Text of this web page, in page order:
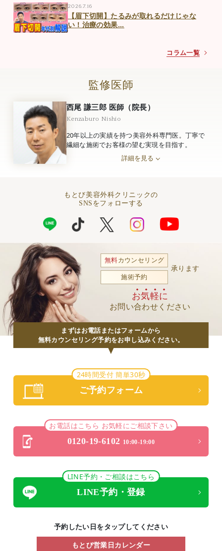
無料カウンセリングご予約まだ空きございますので是
非お早めに。お待ちしております。
浩二郎先生のお得なキャンペーンも行っておりますの
2025年10月の定休日は
日です。
無料カウンセリングご予約まだ空きございますので是
非お早めに。お待ちしております。
浩二郎先生のお得なキャンペーンも行っておりますの
で是非！
2025年9月の定休日は
無料カウンセリングご予約まだ空きございますので是
非お早めに。お待ちしております。
2025.7.1
2025年7月と8月の定休日は
7月2日、6日、9日、16日、23日、27日、30日です。
8月の定休日は
8月3日、6日、17日、20日、28日、29日です。
夏休み＆お盆休みの処置・手術に向けての無料カウン
セリングご予約まだ空きございますので是非お早め
に。お待ちしております。
2025.3.14
2025年4月と5月の定休日は
4月2日、6日、9日、16日、20日、23日です。
5月の定休日は
5月7日、11日、14日、21日、25日、28日です。
春休みの処置・手術＆GWに向けての無料カウンセリ
ングご予約まだ空きございますので是非お早めに。お
2025.1.30
2025年2月の定休日は
2日、3日、5日、9日、12日、16日、19日、26日で
2026.7.16
【眉下切開】たるみが取れるだけじゃな
い！治療の効果...
コラム一覧
監修医師
西尾 謙三郎 医師（院長）
Kenzaburo Nishio
20年以上の実績を持つ美容外科専門医。丁寧で
繊細な施術でお客様の望む実現を目指す。
詳細を見る
もとび美容外科クリニックの
SNSをフォローする
無料カウンセリング
施術予約
承ります
お気軽に
お問い合わせください
まずはお電話またはフォームから
無料カウンセリング予約をお申し込みください。
24時間受付 簡単30秒
ご予約フォーム
お電話はこちら お気軽にご相談下さい
0120-19-6102 10:00-19:00
LINE予約・ご相談はこちら
LINE予約・登録
予約したい日をタップしてください
もとび営業日カレンダー